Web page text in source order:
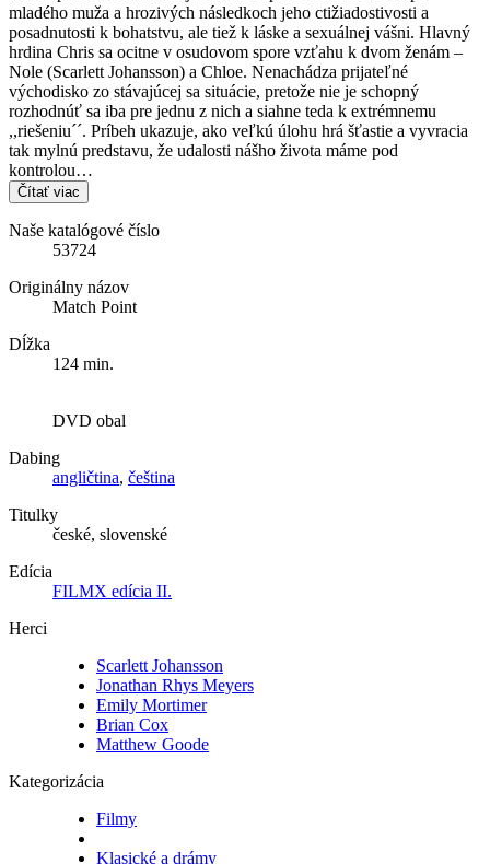
mladého muža a hrozivých následkoch jeho ctižiadostivosti a
posadnutosti k bohatstvu, ale tiež k láske a sexuálnej vášni. Hlavný
hrdina Chris sa ocitne v osudovom spore vzťahu k dvom ženám –
Nole (Scarlett Johansson) a Chloe. Nenachádza prijateľné
východisko zo stávajúcej sa situácie, pretože nie je schopný
rozhodnúť sa iba pre jednu z nich a siahne teda k extrémnemu
,,riešeniu´´. Príbeh ukazuje, ako veľkú úlohu hrá šťastie a vyvracia
tak mylnú predstavu, že udalosti nášho života máme pod
kontrolou…
Čítať viac
Naše katalógové číslo
53724
Originálny názov
Match Point
Dĺžka
124 min.
DVD obal
Dabing
angličtina, čeština
Titulky
české, slovenské
Edícia
FILMX edícia II.
Herci
Scarlett Johansson
Jonathan Rhys Meyers
Emily Mortimer
Brian Cox
Matthew Goode
Kategorizácia
Filmy
Klasické a drámy